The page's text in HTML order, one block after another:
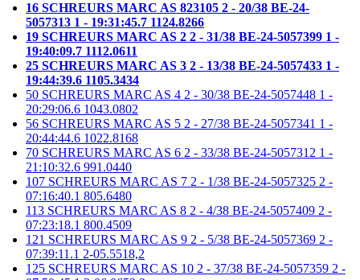
16 SCHREURS MARC AS 823105 2 - 20/38 BE-24-
5057313 1 - 19:31:45.7 1124.8266
19 SCHREURS MARC AS 2 2 - 31/38 BE-24-5057399 1 -
19:40:09.7 1112.0611
25 SCHREURS MARC AS 3 2 - 13/38 BE-24-5057433 1 -
19:44:39.6 1105.3434
50 SCHREURS MARC AS 4 2 - 30/38 BE-24-5057448 1 -
20:29:06.6 1043.0802
56 SCHREURS MARC AS 5 2 - 27/38 BE-24-5057341 1 -
20:44:44.6 1022.8168
70 SCHREURS MARC AS 6 2 - 33/38 BE-24-5057312 1 -
21:10:32.6 991.0440
107 SCHREURS MARC AS 7 2 - 1/38 BE-24-5057325 2 -
07:16:40.1 805.6480
113 SCHREURS MARC AS 8 2 - 4/38 BE-24-5057409 2 -
07:23:18.1 800.4509
121 SCHREURS MARC AS 9 2 - 5/38 BE-24-5057369 2 -
07:39:11.1 2-05.5518,2
125 SCHREURS MARC AS 10 2 - 37/38 BE-24-5057359 2 -